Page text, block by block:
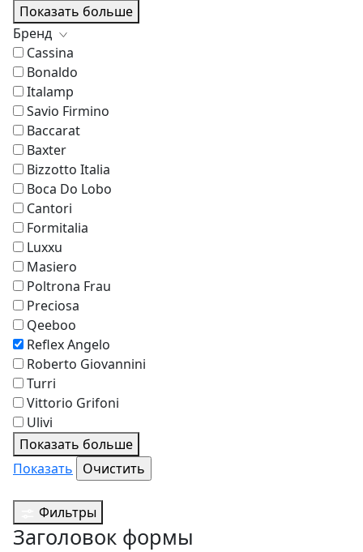
Показать больше
Бренд
Cassina
Bonaldo
Italamp
Savio Firmino
Baccarat
Baxter
Bizzotto Italia
Boca Do Lobo
Cantori
Formitalia
Luxxu
Masiero
Poltrona Frau
Preciosa
Qeeboo
Reflex Angelo
Roberto Giovannini
Turri
Vittorio Grifoni
Ulivi
Показать больше
Показать
Фильтры
Заголовок формы